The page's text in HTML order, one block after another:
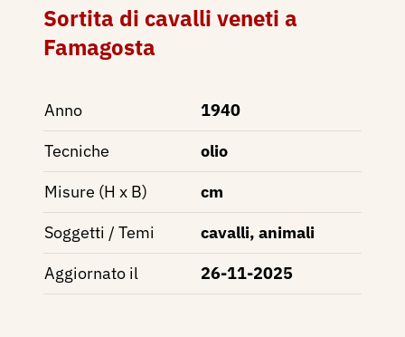
Sortita di cavalli veneti a
Famagosta
Anno
1940
Tecniche
olio
Misure (H x B)
cm
Soggetti / Temi
cavalli, animali
Aggiornato il
26-11-2025